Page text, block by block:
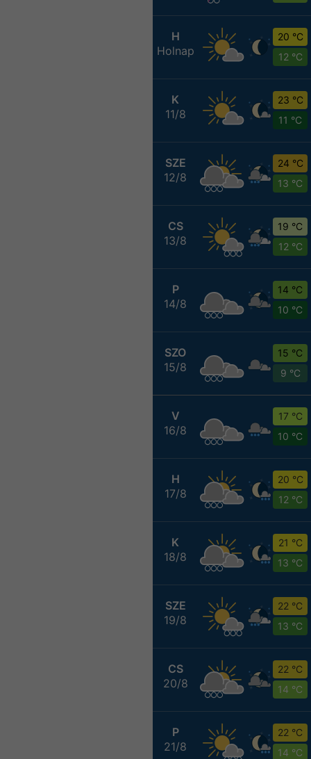
H
Holnap
20 °C
12 °C
K
11/8
23 °C
11 °C
SZE
12/8
24 °C
13 °C
CS
13/8
19 °C
12 °C
P
14/8
14 °C
10 °C
SZO
15/8
15 °C
9 °C
V
16/8
17 °C
10 °C
H
17/8
20 °C
12 °C
K
18/8
21 °C
13 °C
SZE
19/8
22 °C
13 °C
CS
20/8
22 °C
14 °C
P
21/8
22 °C
14 °C